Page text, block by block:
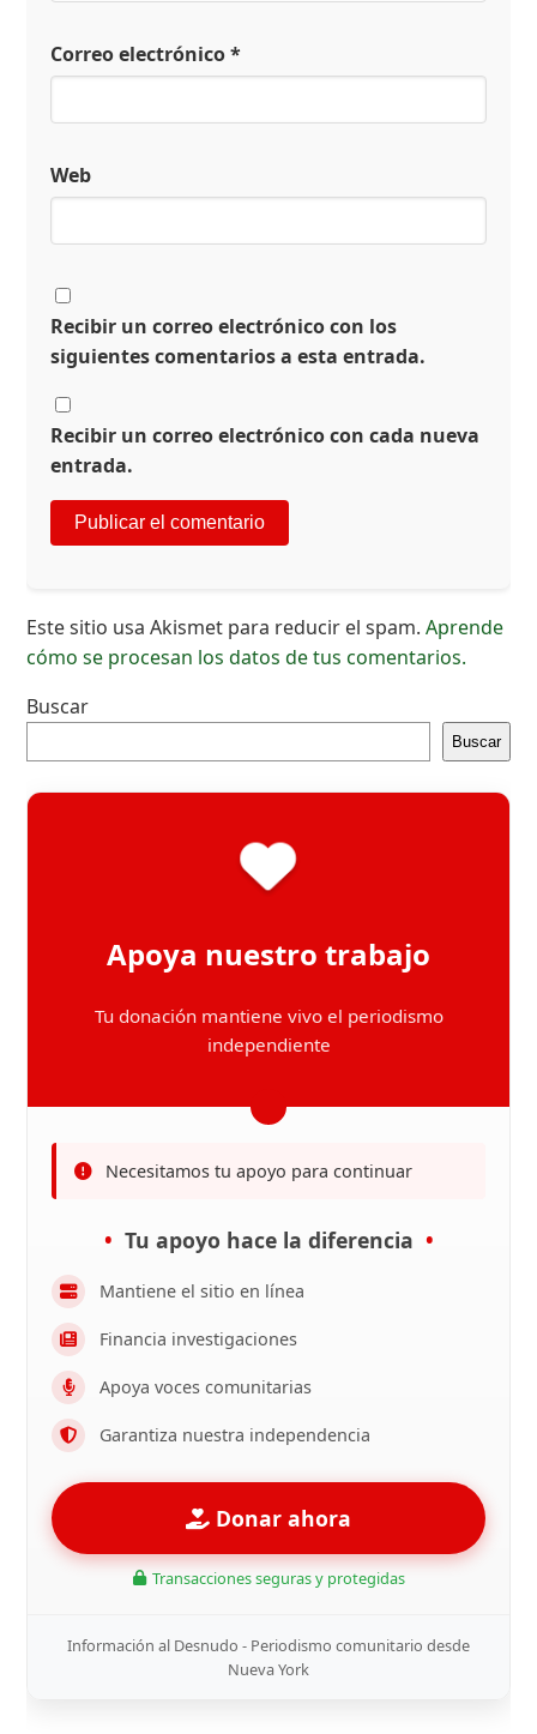
Correo electrónico*
Web
Recibir un correo electrónico con los
siguientes comentarios a esta entrada.
Recibir un correo electrónico con cada nueva
entrada.
Este sitio usa Akismet para reducir el spam.Aprende
cómo se procesan los datos de tus comentarios.
Buscar
Buscar
Apoya nuestro trabajo
Tu donación mantiene vivo el periodismo
independiente
Necesitamos tu apoyo para continuar
Tu apoyo hace la diferencia
Mantiene el sitio en línea
Financia investigaciones
Apoya voces comunitarias
Garantiza nuestra independencia
Donar ahora
Transacciones seguras y protegidas
Información al Desnudo - Periodismo comunitario desde
Nueva York